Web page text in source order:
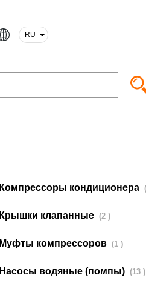
RU
Компрессоры кондиционера
Крышки клапанные (2 )
Муфты компрессоров (1 )
Насосы водяные (помпы) (13 )